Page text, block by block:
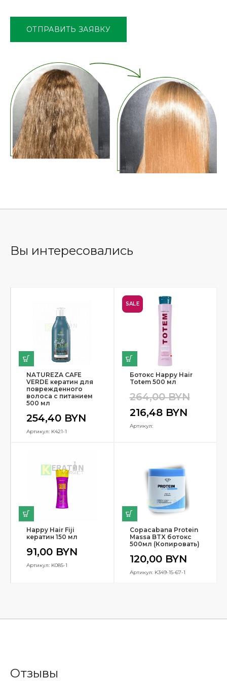
поле
пустым.
ОТПРАВИТЬ ЗАЯВКУ
Вы интересовались
NATUREZA CAFE
VERDE кератин для
поврежденного
волоса с питанием
500 мл
254,40 BYN
Артикул: K421-1
SALE
Ботокс Happy Hair
Totem 500 мл
264,00BYN
216,48 BYN
Артикул:
Happy Hair Fiji
кератин 150 мл
91,00 BYN
Артикул: K085-1
Copacabana Protein
Massa BTX ботокс
500мл (Копировать)
120,00 BYN
Артикул: K349-15-67-1
Отзывы